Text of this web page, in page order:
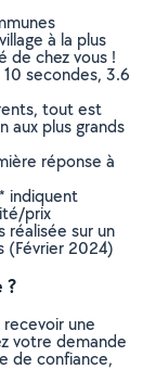
à la plus
de chez vous !
secondes, 3.6
tout est
aux plus grands
réponse à
indiquent
prix
réalisée sur un
(Février 2024)
?
une
votre demande
de confiance,